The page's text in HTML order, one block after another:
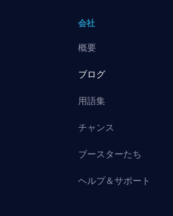
会社
概要
ブログ
用語集
チャンス
ブースターたち
ヘルプ＆サポート